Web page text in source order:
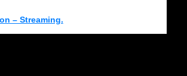
– Streaming.